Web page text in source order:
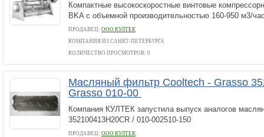
Компактные высокоскоростные винтовые
BKA с объемной производительностью 160-950 м3/
ПРОДАВЕЦ: ООО КУЛТЕК
КОМПАНИЯ ИЗ САНКТ-ПЕТЕРБУРГА
КОЛИЧЕСТВО ПРОСМОТРОВ: 0
Масляный фильтр Cooltech - Grasso
Grasso 010-00
Компания КУЛТЕК запустила выпуск аналогов
352100413H20CR / 010-002510-150
ПРОДАВЕЦ: ООО КУЛТЕК